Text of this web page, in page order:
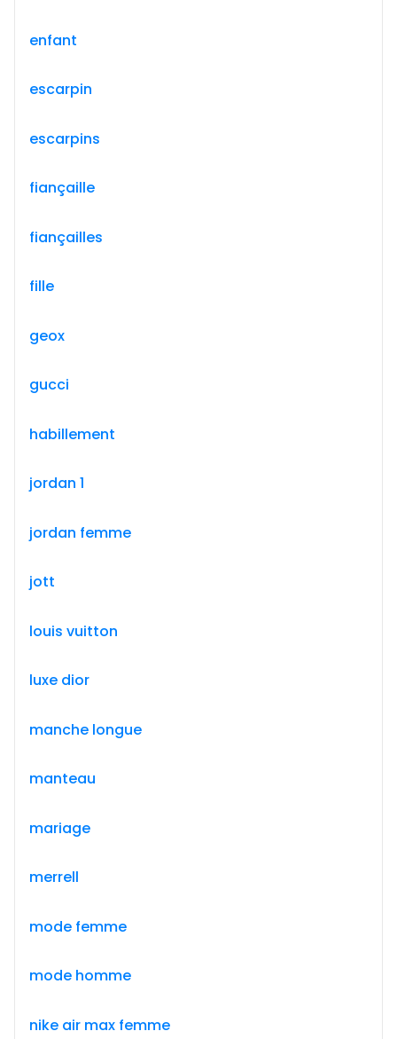
enfant
escarpin
escarpins
fiançaille
fiançailles
fille
geox
gucci
habillement
jordan 1
jordan femme
jott
louis vuitton
luxe dior
manche longue
manteau
mariage
merrell
mode femme
mode homme
nike air max femme